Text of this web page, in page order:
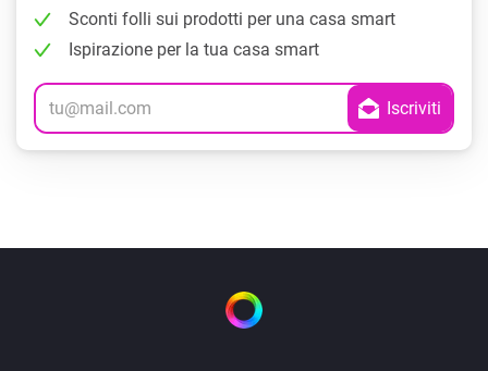
Sconti folli sui prodotti per una casa smart
Ispirazione per la tua casa smart